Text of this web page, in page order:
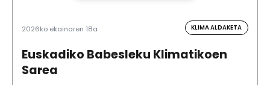
2026ko ekainaren 18a KLIMA ALDAKETA
Euskadiko Babesleku Klimatikoen
Sarea